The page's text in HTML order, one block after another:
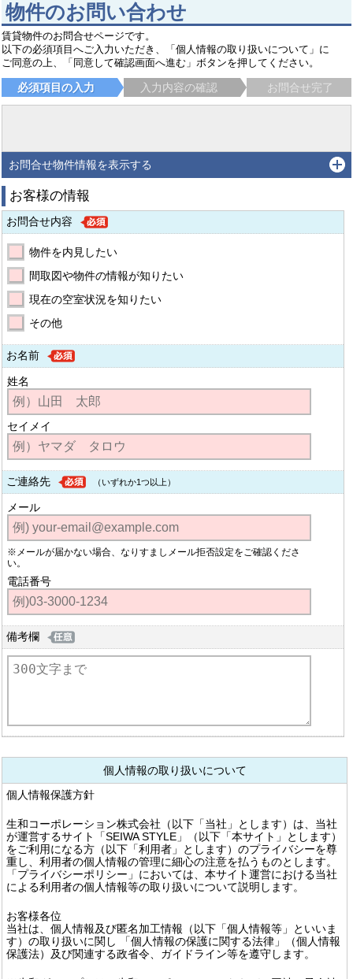
物件のお問い合わせ
賃貸物件のお問合せページです。
以下の必須項目へご入力いただき、「個人情報の取り扱いについて」に
ご同意の上、「同意して確認画面へ進む」ボタンを押してください。
必須項目の入力 入力内容の確認 お問合せ完了
お問合せ物件情報を表示する
お客様の情報
お問合せ内容
物件を内見したい
間取図や物件の情報が知りたい
現在の空室状況を知りたい
その他
お名前
姓名
セイメイ
ご連絡先 （いずれか1つ以上）
メール
※メールが届かない場合、なりすましメール拒否設定をご確認くださ
い。
電話番号
備考欄
個人情報の取り扱いについて
個人情報保護方針
生和コーポレーション株式会社（以下「当社」とします）は、当社
が運営するサイト「SEIWA STYLE」（以下「本サイト」とします）
をご利用になる方（以下「利用者」とします）のプライバシーを尊
重し、利用者の個人情報の管理に細心の注意を払うものとします。
「プライバシーポリシー」においては、本サイト運営における当社
による利用者の個人情報等の取り扱いについて説明します。
お客様各位
当社は、個人情報及び匿名加工情報（以下「個人情報等」といいま
す）の取り扱いに関し 「個人情報の保護に関する法律」（個人情報
保護法）及び関連する政省令、ガイドライン等を遵守します。